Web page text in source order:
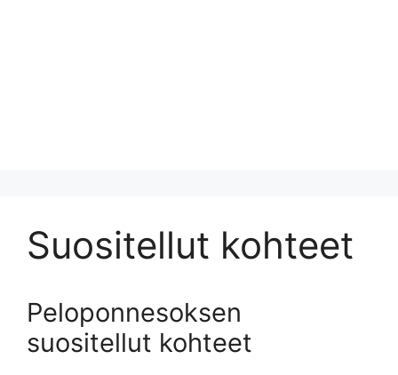
Suositellut kohteet
Peloponnesoksen
suositellut kohteet